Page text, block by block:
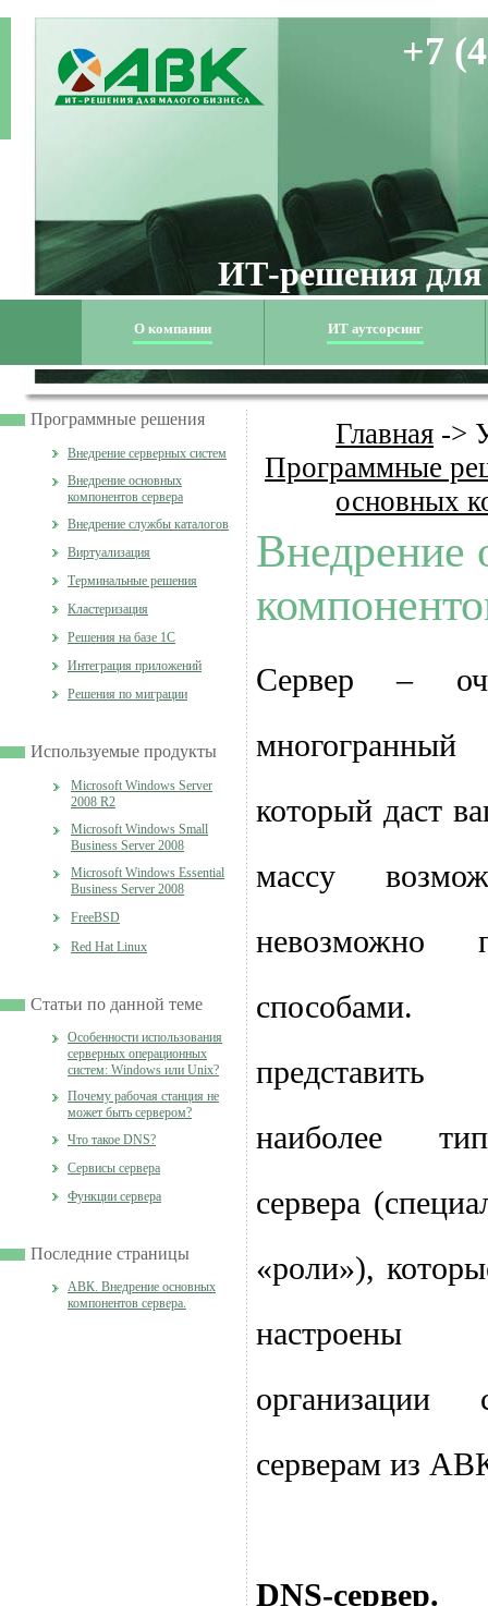
+7
ИТ-решения для
О компании ИТ аутсорсинг
Программные решения
Внедрение серверных систем
Внедрение основных
компонентов сервера
Внедрение службы каталогов
Виртуализация
Терминальные решения
Кластеризация
Решения на базе 1С
Интеграция приложений
Решения по миграции
Используемые продукты
Microsoft Windows Server
2008 R2
Microsoft Windows Small
Business Server 2008
Microsoft Windows Essential
Business Server 2008
FreeBSD
Red Hat Linux
Статьи по данной теме
Особенности использования
серверных операционных
систем: Windows или Unix?
Почему рабочая станция не
может быть сервером?
Что такое DNS?
Сервисы сервера
Функции сервера
Последние страницы
АВК. Внедрение основных
компонентов сервера.
Главная ->
Программные
основных
Внедрение
Сервер –
который даст
массу
невозможно
наиболее
сервера
«роли»),
организации
серверам из
DNS-сервер.